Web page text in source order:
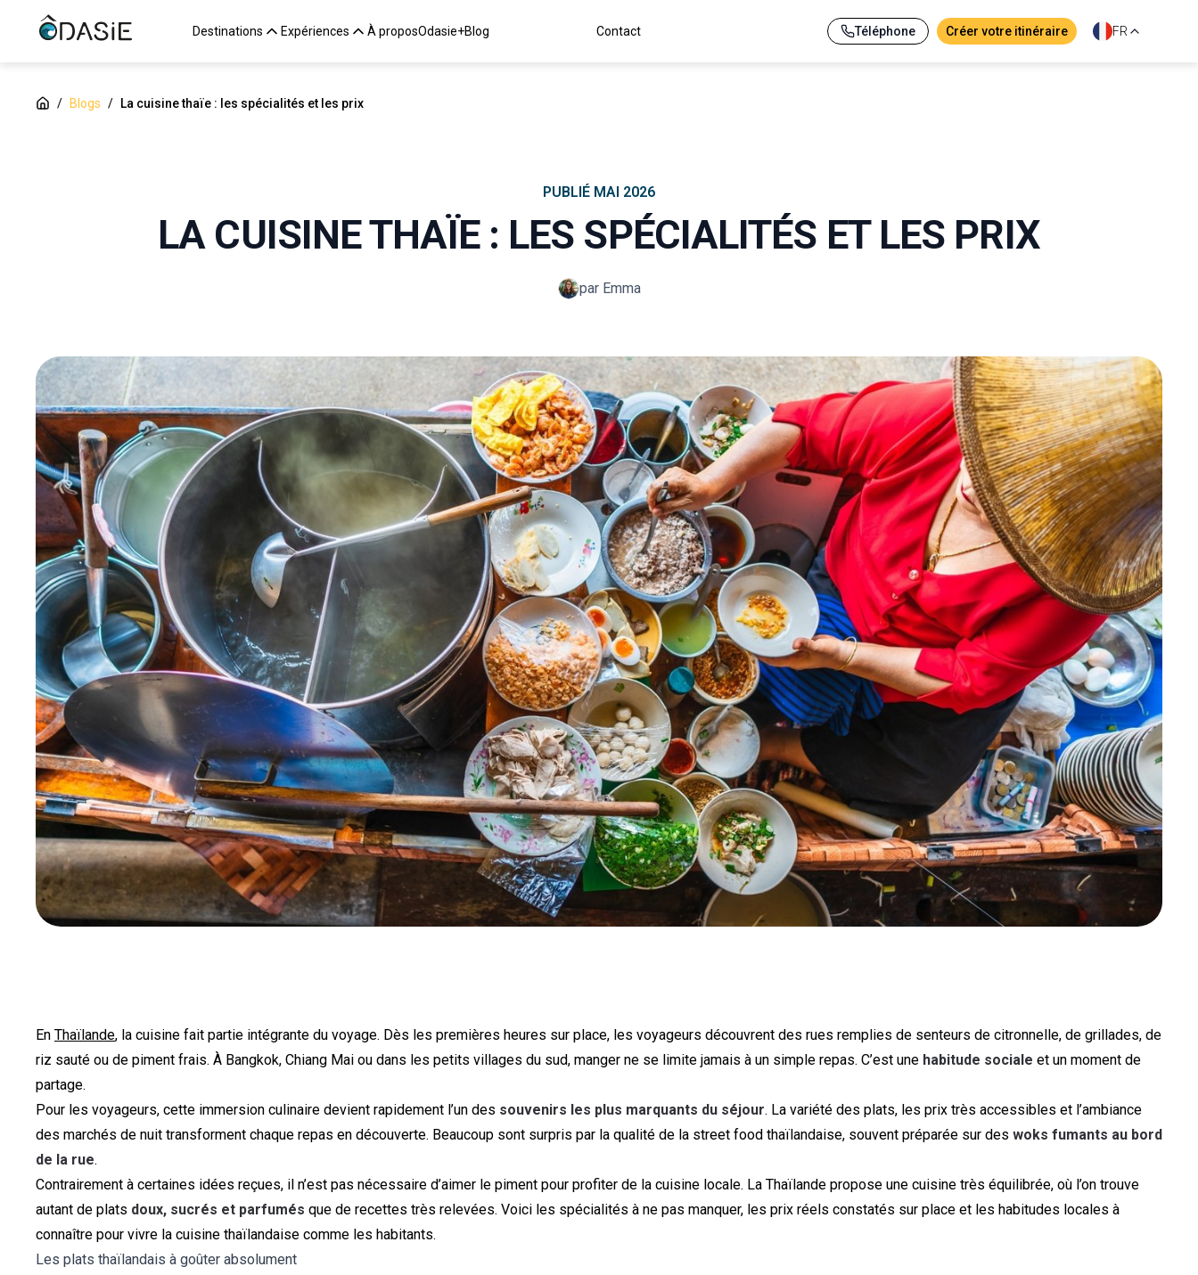
Destinations Expériences À proposOdasie+Blog Contact Téléphone Créer votre itinéraire FR
/ Blogs / La cuisine thaïe : les spécialités et les prix
PUBLIÉ MAI 2026
LA CUISINE THAÏE : LES SPÉCIALITÉS ET LES PRIX
par Emma
En Thaïlande, la cuisine fait partie intégrante du voyage. Dès les premières heures sur place, les voyageurs découvrent des rues remplies de senteurs de citronnelle, de grillades, de
riz sauté ou de piment frais. À Bangkok, Chiang Mai ou dans les petits villages du sud, manger ne se limite jamais à un simple repas. C’est une habitude sociale et un moment de
partage.
Pour les voyageurs, cette immersion culinaire devient rapidement l’un des souvenirs les plus marquants du séjour. La variété des plats, les prix très accessibles et l’ambiance
des marchés de nuit transforment chaque repas en découverte. Beaucoup sont surpris par la qualité de la street food thaïlandaise, souvent préparée sur des woks fumants au bord
de la rue.
Contrairement à certaines idées reçues, il n’est pas nécessaire d’aimer le piment pour profiter de la cuisine locale. La Thaïlande propose une cuisine très équilibrée, où l’on trouve
autant de plats doux, sucrés et parfumés que de recettes très relevées. Voici les spécialités à ne pas manquer, les prix réels constatés sur place et les habitudes locales à
connaître pour vivre la cuisine thaïlandaise comme les habitants.
Les plats thaïlandais à goûter absolument